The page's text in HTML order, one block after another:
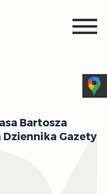
Bartosza
Gazety